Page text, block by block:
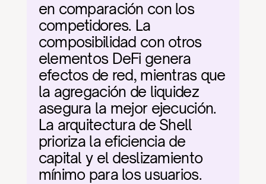
en comparación con los
competidores. La
composibilidad con otros
elementos DeFi genera
efectos de red, mientras que
la agregación de liquidez
asegura la mejor ejecución.
La arquitectura de Shell
prioriza la eficiencia de
capital y el deslizamiento
mínimo para los usuarios.